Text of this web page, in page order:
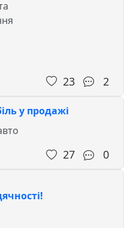
23 2
у продажі
27 0